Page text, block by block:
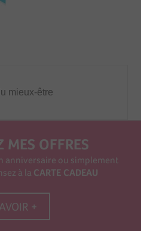
mieux-être
MES OFFRES
anniversaire ou simplement
à la CARTE CADEAU
+